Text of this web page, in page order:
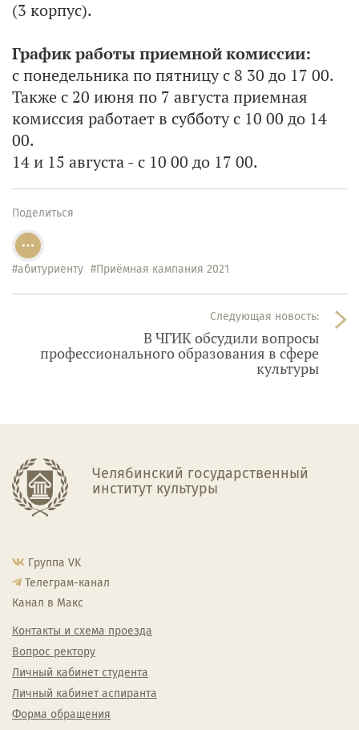
(3 корпус).
График работы приемной комиссии:
с понедельника по пятницу с 8 30 до 17 00.
Также с 20 июня по 7 августа приемная
комиссия работает в субботу с 10 00 до 14
00.
14 и 15 августа - с 10 00 до 17 00.
Поделиться
#абитуриенту #Приёмная кампания 2021
Следующая новость:
В ЧГИК обсудили вопросы
профессионального образования в сфере
культуры
Челябинский государственный
институт культуры
Группа VK
Телеграм-канал
Канал в Макс
Контакты и схема проезда
Вопрос ректору
Личный кабинет студента
Личный кабинет аспиранта
Форма обращения